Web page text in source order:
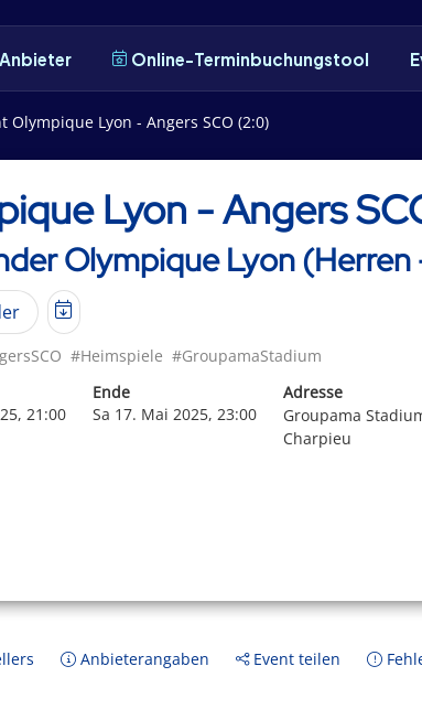
Online-Terminbuchungstool
Olympique Lyon - Angers SCO (2:0)
Lyon - Angers
Olympique Lyon
#Heimspiele #GroupamaStadium
21:00
Ende
Sa 17. Mai 2025, 23:00
Adresse
Groupama
Charpieu
Anbieterangaben Event teilen